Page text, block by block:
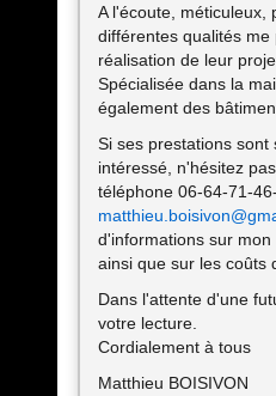
A l'écoute, méticuleux,
différentes qualités
réalisation de leur
Spécialisée dans la
également des
Si ses prestations sont
intéressé, n'hésitez
téléphone 06-64-71-
d'informations sur
ainsi que sur les coûts
Dans l'attente d'une
votre lecture.
Cordialement à tous
Matthieu BOISIVON